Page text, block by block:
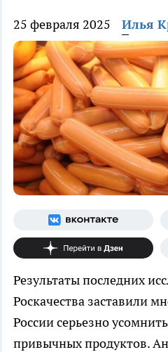
25 февраля 2025 Илья
Результаты последних
Роскачества заставили
России серьезно
привычных продуктов.